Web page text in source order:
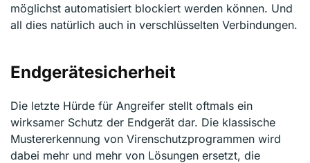
möglichst automatisiert blockiert werden können. Und
all dies natürlich auch in verschlüsselten Verbindungen.
Endgerätesicherheit
Die letzte Hürde für Angreifer stellt oftmals ein
wirksamer Schutz der Endgerät dar. Die klassische
Mustererkennung von Virenschutzprogrammen wird
dabei mehr und mehr von Lösungen ersetzt, die